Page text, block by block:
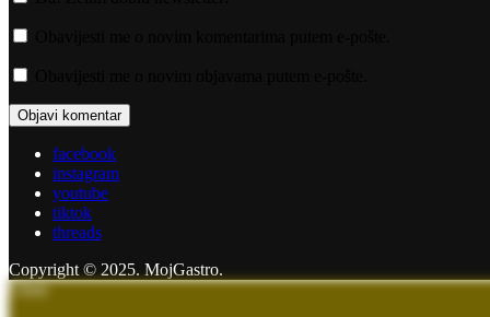
facebook
instagram
youtube
tiktok
threads
Copyright © 2025. MojGastro.
Close